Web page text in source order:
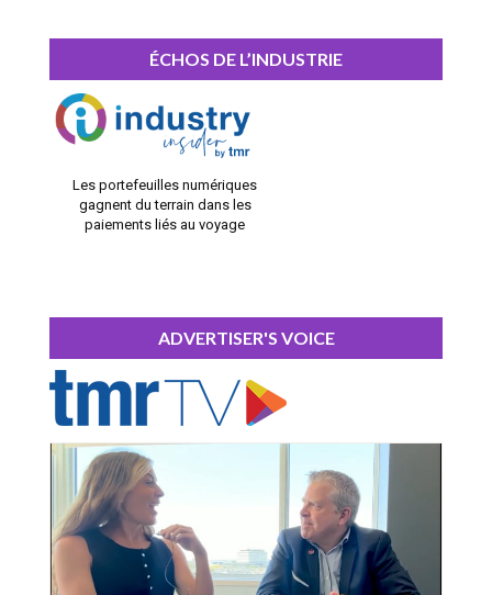
ÉCHOS DE L’INDUSTRIE
Les portefeuilles numériques
gagnent du terrain dans les
paiements liés au voyage
ADVERTISER'S VOICE